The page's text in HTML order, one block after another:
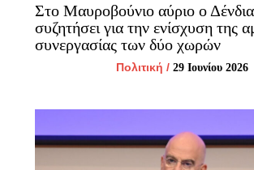
Στο Μαυροβούνιο αύριο ο
συζητήσει για την ενίσχυση της
συνεργασίας των δύο χωρών
Πολιτική / 29 Ιουνίου 2026